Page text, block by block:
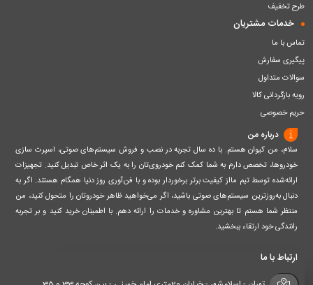
طرح تخفیف
خدمات مشتریان
تماس با ما
پیگیری سفارش
سوالات متداول
رویه بازگردانی کالا
حریم خصوصی
درباره من
سلام، من کیوان هستم. با ده سال تجربه در نصب و فروش سیستم‌های صوتی، اسپرت سازی
خودروها، تخصص دارم به شما کمک کنم خودروی‌تان را به یک اثر خاص تبدیل کنید. تجهیزات
ارائه‌شده توسط تیم مااز کیفیت برتر برخوردار بوده و با فن‌آوری روز دنیا همگام هستند. اگر به
دنبال به‌روزترین سیستم‌های صوتی باشید، اگر می‌خواهید ظاهر خودروتان را متحول کنید، من
منتظر شما هستم تا بهترین مشاوره و خدمات را ارائه دهم. با اطمینان خرید کنید و بر تجربه
رانندگی خود ارتقاء ببخشید.
ارتباط با ما